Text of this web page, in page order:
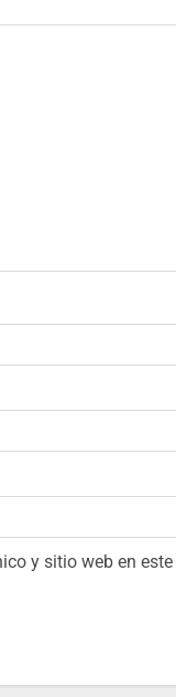
y sitio web en